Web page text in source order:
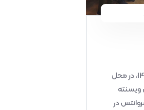
کارگاه شعر در تاریخ 24 خردادماه 1402، در محل
ویسنته
در